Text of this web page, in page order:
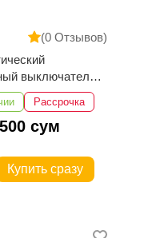
(0 Отзывов)
выключатель
Electric
C120N ЗП 100А
Рассрочка
сум
Купить сразу